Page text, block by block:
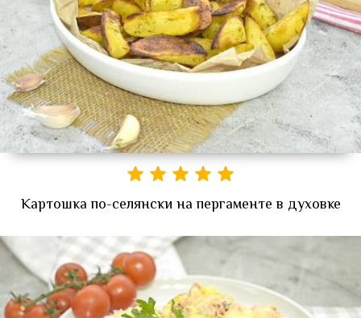
Картошка по-селянски на пергаменте в духовке